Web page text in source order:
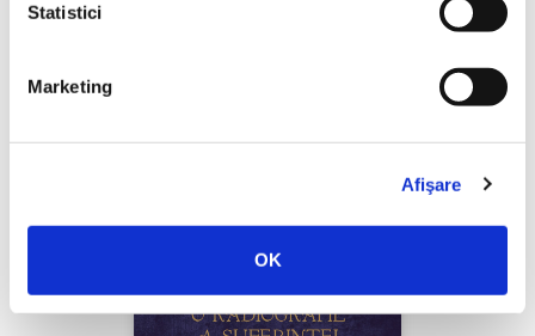
Statistici
Marketing
Afişare
OK